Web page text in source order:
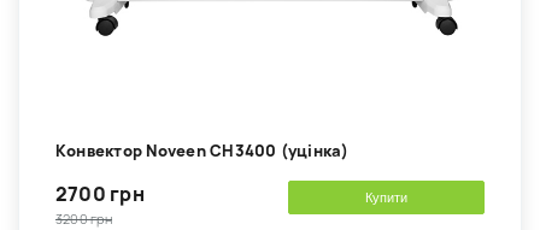
Kонвектор Noveen CH3400 (уцінка)
2700 грн
3200 грн
Купити